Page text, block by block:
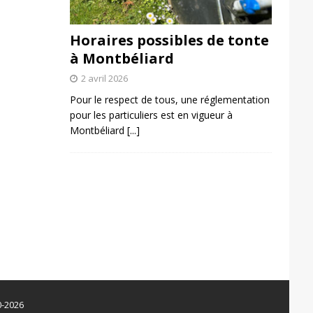
Horaires possibles de tonte
à Montbéliard
2 avril 2026
Pour le respect de tous, une réglementation
pour les particuliers est en vigueur à
Montbéliard [...]
2026